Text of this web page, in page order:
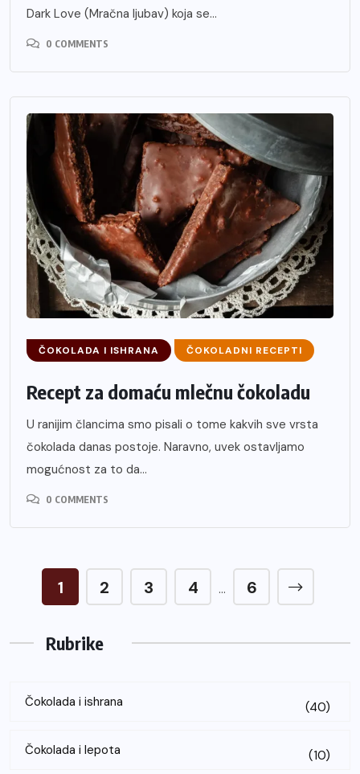
Dark Love (Mračna ljubav) koja se...
0 COMMENTS
ČOKOLADA I ISHRANA ČOKOLADNI RECEPTI
Recept za domaću mlečnu čokoladu
U ranijim člancima smo pisali o tome kakvih sve vrsta
čokolada danas postoje. Naravno, uvek ostavljamo
mogućnost za to da...
0 COMMENTS
1 2 3 4 … 6
Rubrike
Čokolada i ishrana (40)
Čokolada i lepota (10)